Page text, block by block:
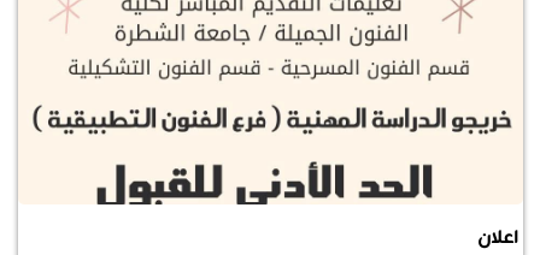
اعلان